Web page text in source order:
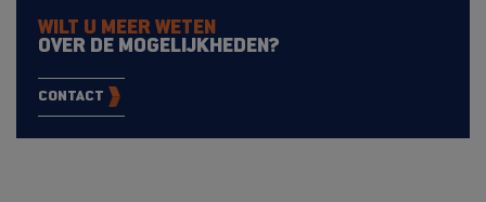
WILT U MEER WETEN
OVER DE MOGELIJKHEDEN?
CONTACT